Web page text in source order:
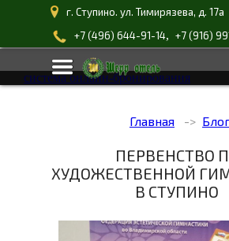
г. Ступино. ул. Тимирязева, д. 17а
+7 (496) 644-91-14, +7 (916)
система онлайн-бронирования
Главная
ПЕРВЕНСТВО
ХУДОЖЕСТВЕННОЙ
В СТУПИНО